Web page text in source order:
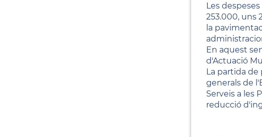
Les
253.000, uns
la
En aquest
d'Actuació
La partida
generals de
Serveis a les
reducció